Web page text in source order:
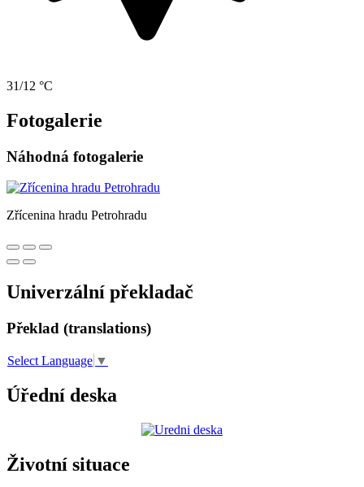
31/12 °C
Fotogalerie
Náhodná fotogalerie
Zřícenina hradu Petrohradu
Univerzální překladač
Překlad (translations)
Select Language ▼
Úřední deska
Životní situace